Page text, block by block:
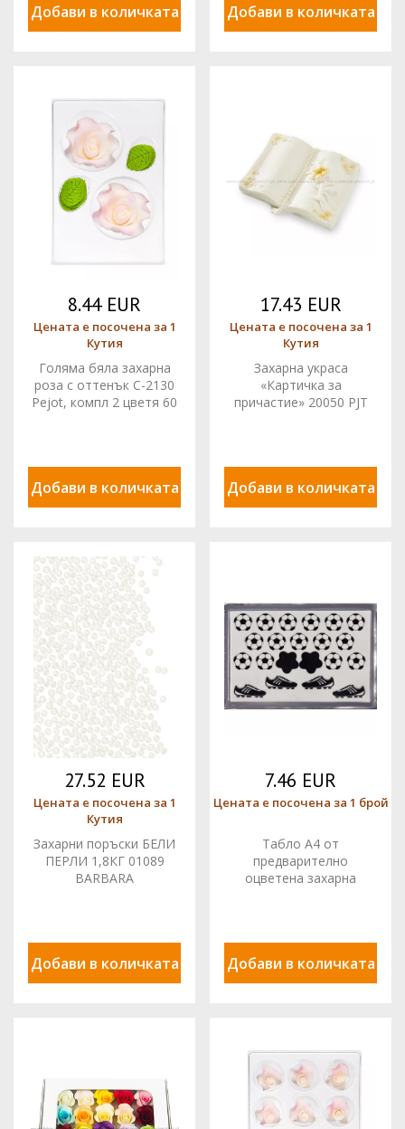
Добави в количката Добави в количката
8.44 EUR
Цената е посочена за 1
Кутия
Голяма бяла захарна
роза с оттенък C-2130
Pejot, компл 2 цветя 60
Добави в количката
17.43 EUR
Цената е посочена за 1
Кутия
Захарна украса
«Картичка за
причастие» 20050 PJT
Добави в количката
27.52 EUR
Цената е посочена за 1
Кутия
Захарни поръски БЕЛИ
ПЕРЛИ 1,8КГ 01089
BARBARA
Добави в количката
7.46 EUR
Цената е посочена за 1 брой
Табло A4 от
предварително
оцветена захарна
Добави в количката